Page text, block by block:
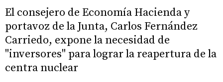
El consejero de Economía Hacienda y
portavoz de la Junta, Carlos Fernández
Carriedo, expone la necesidad de
"inversores" para lograr la reapertura de la
centra nuclear